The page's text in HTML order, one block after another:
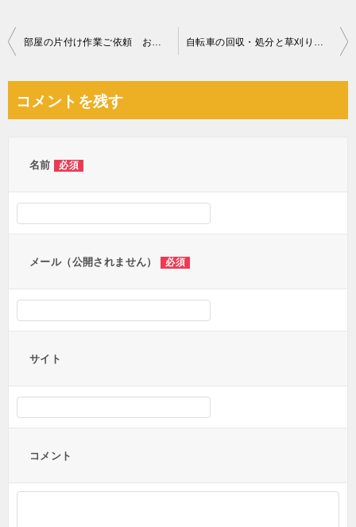
投
ビ
部屋の片付け作業ご依頼 お客様の声 自転車の回収・処分と草刈り作業ご依頼 お客様の声
コメントを残す
名前 必須
メール（公開されません） 必須
サイト
コメント